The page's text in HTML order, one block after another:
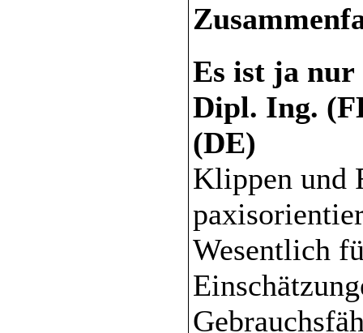
Es ist ja nur
Dipl. Ing.
(DE)
Klippen und
Wesentlich